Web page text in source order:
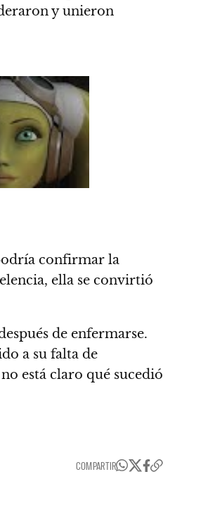
y unieron
confirmar la
ella se convirtió
de enfermarse.
a su falta de
está claro qué sucedió
COMPARTIR